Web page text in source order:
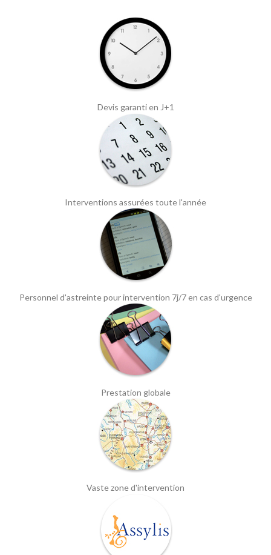
Devis garanti en J+1
Interventions assurées toute l'année
Personnel d'astreinte pour intervention 7j/7 en cas d'urgence
Prestation globale
Vaste zone d'intervention